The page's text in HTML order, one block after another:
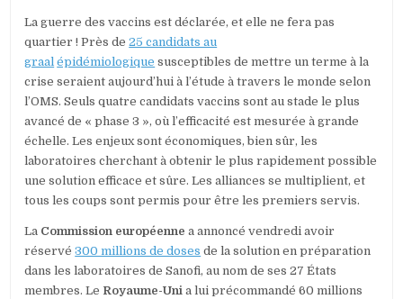
La guerre des vaccins est déclarée, et elle ne fera pas
quartier ! Près de25 candidats au
graal épidémiologique susceptibles de mettre un terme à la
crise seraient aujourd’hui à l’étude à travers le monde selon
l’OMS. Seuls quatre candidats vaccins sont au stade le plus
avancé de « phase 3 », où l’efficacité est mesurée à grande
échelle. Les enjeux sont économiques, bien sûr, les
laboratoires cherchant à obtenir le plus rapidement possible
une solution efficace et sûre. Les alliances se multiplient, et
tous les coups sont permis pour être les premiers servis.
La Commission européenne a annoncé vendredi avoir
réservé300 millions de doses de la solution en préparation
dans les laboratoires de Sanofi, au nom de ses 27 États
membres. Le Royaume-Uni a lui précommandé 60 millions